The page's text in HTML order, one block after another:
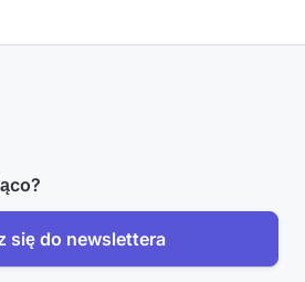
się do newslettera